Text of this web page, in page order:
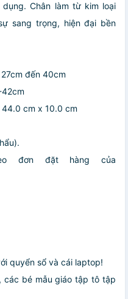
Chân làm từ kim loại
sang trọng, hiện đại bền
đến 40cm
cm x 10.0 cm
đơn đặt hàng của
quyển sổ và cái laptop!
các bé mẫu giáo tập tô tập